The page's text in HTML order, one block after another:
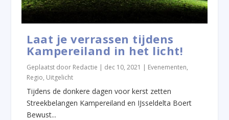
Laat je verrassen tijdens
Kampereiland in het licht!
Geplaatst door Redactie | dec 10, 2021 | Evenementen,
Regio, Uitgelicht
Tijdens de donkere dagen voor kerst zetten
Streekbelangen Kampereiland en IJsseldelta Boert
Bewust...